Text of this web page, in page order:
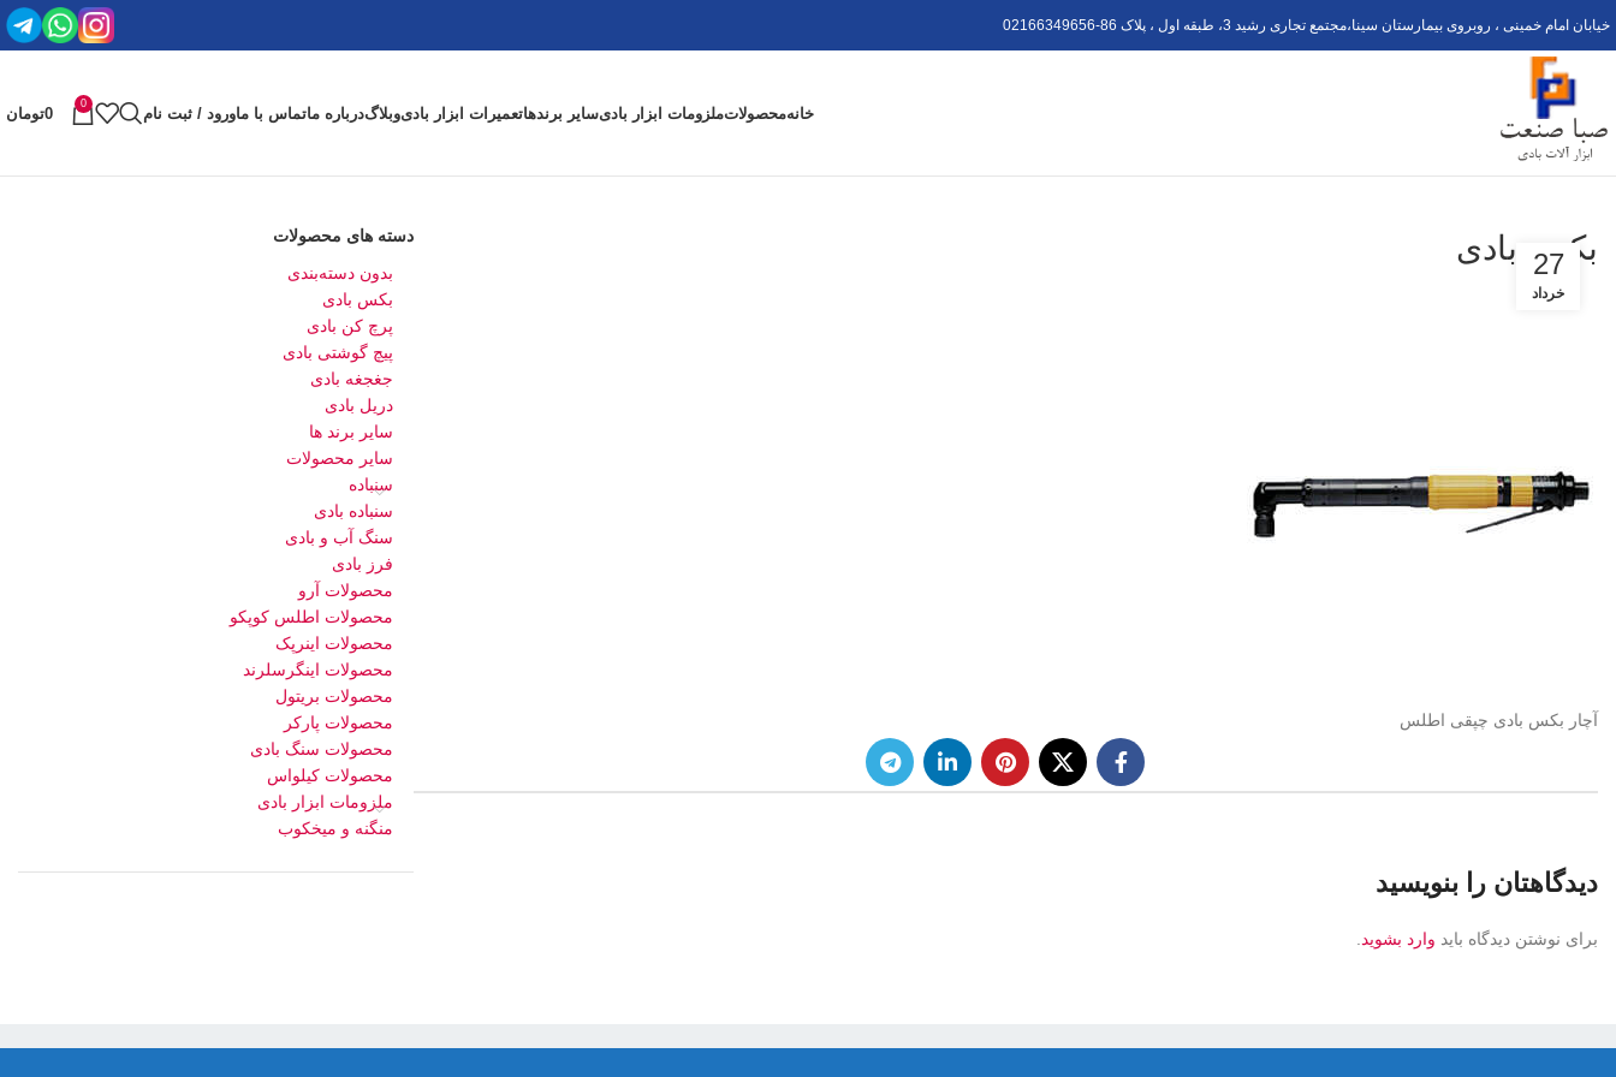
خیابان امام خمینی ، روبروی بیمارستان سینا،مجتمع تجاری رشید 3، طبقه اول ، پلاک 6 02166349656-8
خانهمحصولاتملزومات ابزار بادیسایر برندهاتعمیرات ابزار بادیوبلاگدرباره ماتماس با ماورود / ثبت نام
0
0تومان
بکس بادی
27
خرداد
آچار بکس بادی چپقی اطلس
دیدگاهتان را بنویسید
برای نوشتن دیدگاه باید وارد بشوید
دسته های محصولات
بدون دسته‌بندی
بکس بادی
پرچ کن بادی
پیچ گوشتی بادی
جغجغه بادی
دریل بادی
سایر برند ها
سایر محصولات
سنباده
سنباده بادی
سنگ آب و بادی
فرز بادی
محصولات آرو
محصولات اطلس کوپکو
محصولات اینرپک
محصولات اینگرسلرند
محصولات بریتول
محصولات پارکر
محصولات سنگ بادی
محصولات کیلواس
ملزومات ابزار بادی
منگنه و میخکوب